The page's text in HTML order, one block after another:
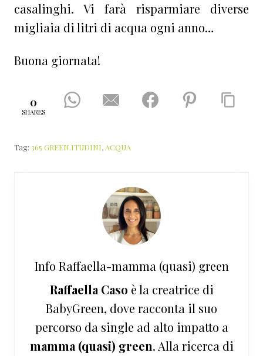
casalinghi. Vi farà risparmiare diverse
migliaia di litri di acqua ogni anno…
Buona giornata!
0
SHARES
Tag: 365 GREEN.ITUDINI, ACQUA
Info Raffaella-mamma (quasi) green
Raffaella Caso è la creatrice di
BabyGreen, dove racconta il suo
percorso da single ad alto impatto a
mamma (quasi) green. Alla ricerca di